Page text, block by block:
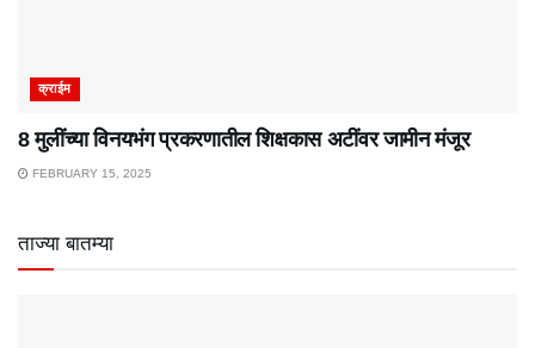
क्राईम
8 मुलींच्या विनयभंग प्रकरणातील शिक्षकास अटींवर जामीन मंजूर
FEBRUARY 15, 2025
ताज्या बातम्या